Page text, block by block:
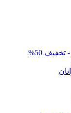
50%